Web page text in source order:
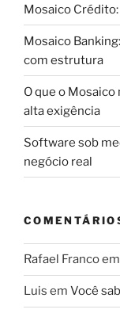
Mosaico
Mosaico
com estrutura
O que o
alta exigência
Software sob
negócio real
Rafael Francoem
Luis em Você